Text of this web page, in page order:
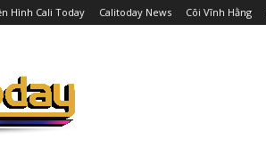
Hình Cali Today Calitoday News Cõi Vĩnh Hằng